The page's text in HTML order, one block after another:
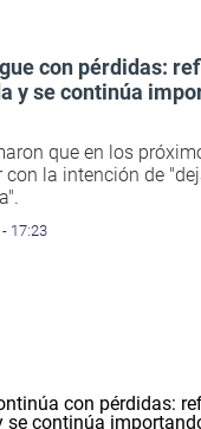
con pérdidas:
y se continúa
que en los
con la intención de
17:23